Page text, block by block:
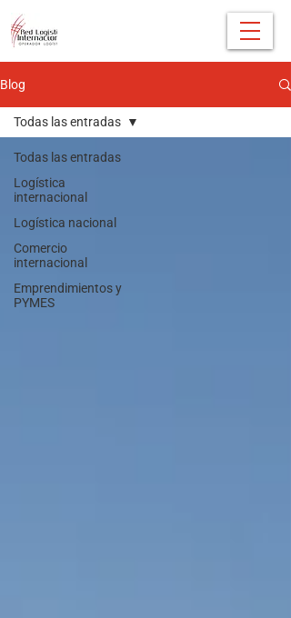
Blog
Todas las entradas
Logística
internacional
Logística nacional
Comercio
internacional
Emprendimientos y
PYMES
Todas las entradas